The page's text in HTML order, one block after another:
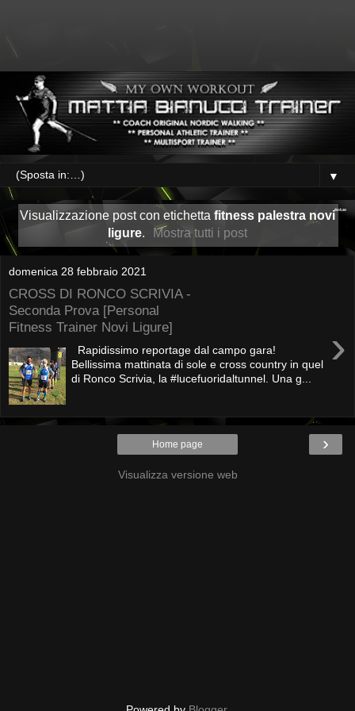
▼
Visualizzazione post con etichetta fitness palestra novi
ligure. Mostra tutti i post
domenica 28 febbraio 2021
CROSS DI RONCO SCRIVIA -
Seconda Prova [Personal
Fitness Trainer Novi Ligure]
›
Rapidissimo reportage dal campo gara!
Bellissima mattinata di sole e cross country in quel
di Ronco Scrivia, la #lucefuoridaltunnel. Una g...
›
Home page
Visualizza versione web